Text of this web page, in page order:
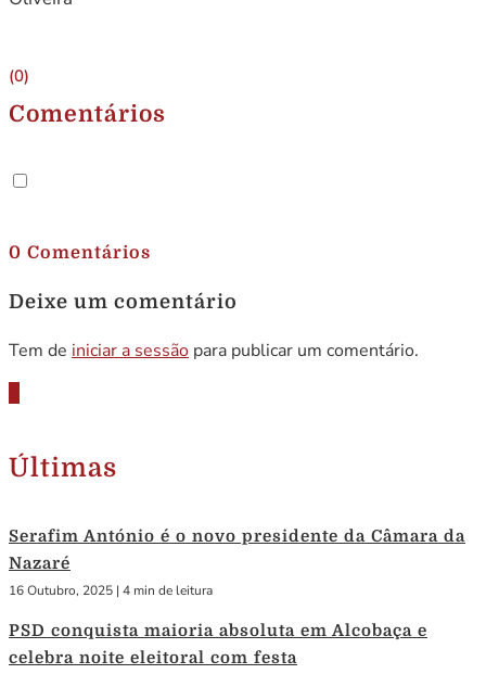
(0)
Comentários
0 Comentários
Deixe um comentário
Tem de iniciar a sessão para publicar um comentário.
Últimas
Serafim António é o novo presidente da Câmara da
Nazaré
16 Outubro, 2025 | 4 min de leitura
PSD conquista maioria absoluta em Alcobaça e
celebra noite eleitoral com festa